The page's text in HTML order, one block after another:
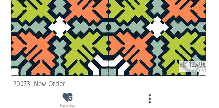
ab 12.49€
(inkl. USt)
20073: New Order
Favorites